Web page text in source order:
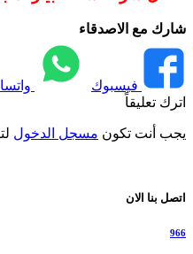
شارك مع الاصدقاء
فيسبوك
اترك تعليقاً
يجب أنت تكون مسجل الدخول
اتصل بنا الان
966